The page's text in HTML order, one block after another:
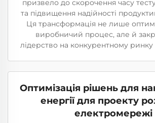
призвело до скорочення часу
та підвищення надійності
Ця трансформація не лише
виробничий процес, але й
лідерство на конкурентному ринку
Оптимізація рішень для
енергії для проекту
електромережі